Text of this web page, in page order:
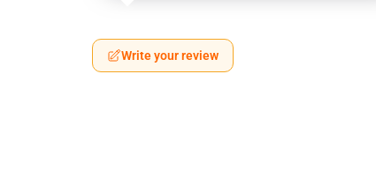
Write your review